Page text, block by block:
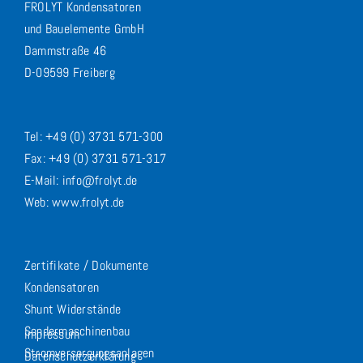
FROLYT Kondensatoren
und Bauelemente GmbH
Dammstraße 46
D-09599 Freiberg
Tel: +49 (0) 3731 571-300
Fax: +49 (0) 3731 571-317
E-Mail: info@frolyt.de
Web: www.frolyt.de
Zertifikate / Dokumente
Kondensatoren
Shunt Widerstände
Sondermaschinenbau
Stromversorgungsanlagen
Impressum
Datenschutzerklärung